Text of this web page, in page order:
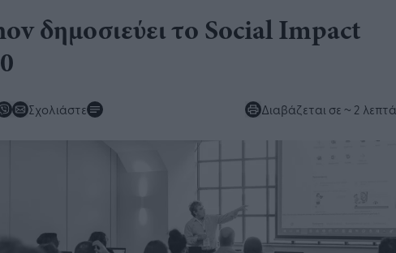
δημοσιεύει το Social Impact
Σχολιάστε Διαβάζεται σε ~ 2 λεπτά